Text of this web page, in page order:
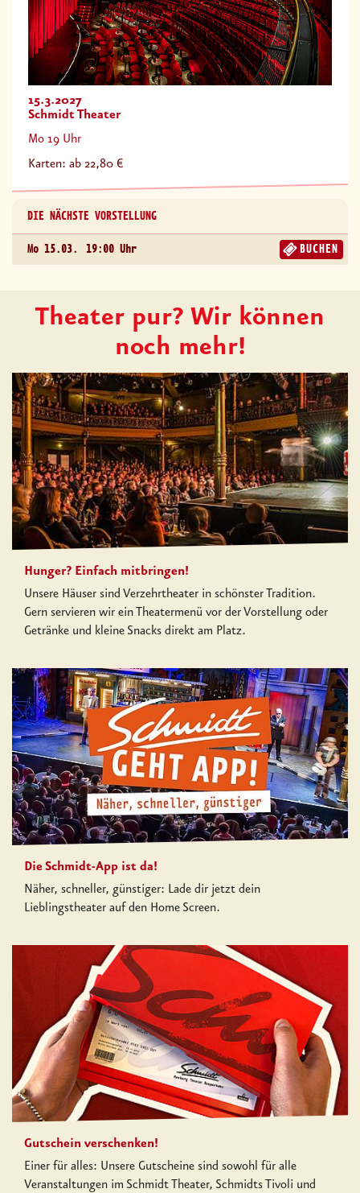
15.3.2027
Schmidt Theater
Mo 19 Uhr
Karten: ab 22,80 €
DIE NÄCHSTE VORSTELLUNG
Mo 15.03. 19:00 Uhr BUCHEN
Theater pur? Wir können
noch mehr!
Hunger? Einfach mitbringen!
Unsere Häuser sind Verzehrtheater in schönster Tradition.
Gern servieren wir ein Theatermenü vor der Vorstellung oder
Getränke und kleine Snacks direkt am Platz.
Die Schmidt-App ist da!
Näher, schneller, günstiger: Lade dir jetzt dein
Lieblingstheater auf den Home Screen.
Gutschein verschenken!
Einer für alles: Unsere Gutscheine sind sowohl für alle
Veranstaltungen im Schmidt Theater, Schmidts Tivoli und